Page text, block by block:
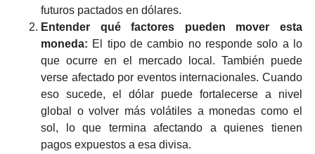
futuros pactados en dólares.
Entender qué factores pueden mover esta
moneda: El tipo de cambio no responde solo a lo
que ocurre en el mercado local. También puede
verse afectado por eventos internacionales. Cuando
eso sucede, el dólar puede fortalecerse a nivel
global o volver más volátiles a monedas como el
sol, lo que termina afectando a quienes tienen
pagos expuestos a esa divisa.